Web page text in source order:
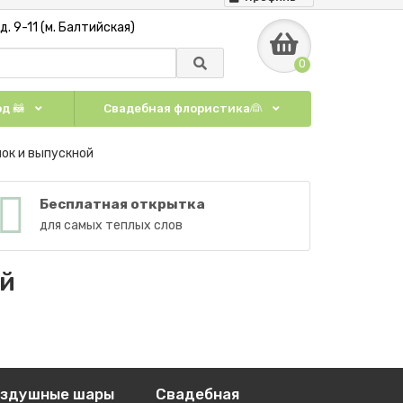
0
9-11 (м. Балтийская)
🦝 Свадебная флористика👰
и выпускной
Бесплатная открытка
для самых теплых слов
шары
Свадебная